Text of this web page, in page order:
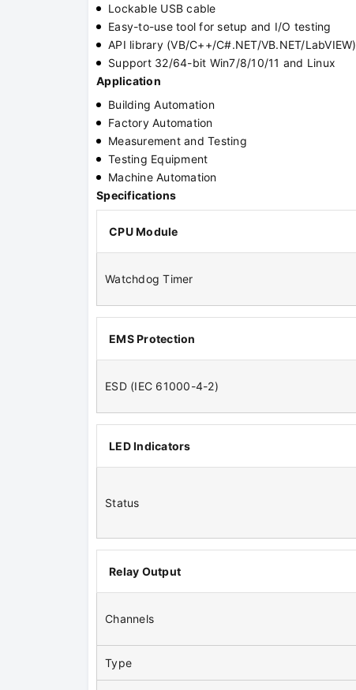
Lockable USB cable
Easy-to-use tool for setup and I/O testing
API library (VB/C++/C#.NET/VB.NET/LabVIEW)
Support 32/64-bit Win7/8/10/11 and Linux
Application
Building Automation
Factory Automation
Measurement and Testing
Testing Equipment
Machine Automation
Specifications
CPU Module
Watchdog Timer
EMS Protection
ESD (IEC 61000-4-2)
LED Indicators
Status
Relay Output
Channels
Type